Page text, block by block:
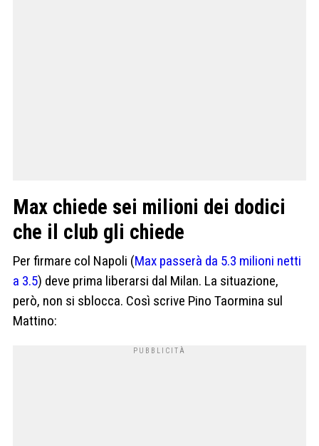
Max chiede sei milioni dei dodici
che il club gli chiede
Per firmare col Napoli (Max passerà da 5.3 milioni netti
a 3.5) deve prima liberarsi dal Milan. La situazione,
però, non si sblocca. Così scrive Pino Taormina sul
Mattino: